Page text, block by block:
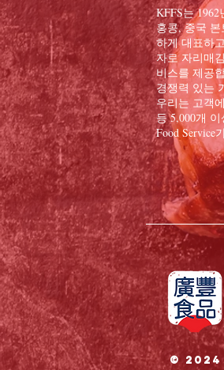
KFFS는
홍콩, 중국
하게 대표하
자로 자리매
비스를 제공
경쟁력 있는
우리는 고객
등 5,000개
Food
© 2024